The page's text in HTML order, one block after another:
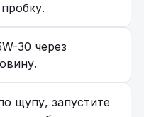
30 через
щупу, запустите